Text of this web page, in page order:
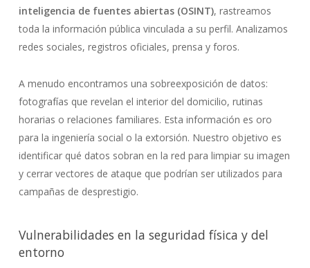
inteligencia de fuentes abiertas (OSINT), rastreamos
toda la información pública vinculada a su perfil. Analizamos
redes sociales, registros oficiales, prensa y foros.
A menudo encontramos una sobreexposición de datos:
fotografías que revelan el interior del domicilio, rutinas
horarias o relaciones familiares. Esta información es oro
para la ingeniería social o la extorsión. Nuestro objetivo es
identificar qué datos sobran en la red para limpiar su imagen
y cerrar vectores de ataque que podrían ser utilizados para
campañas de desprestigio.
Vulnerabilidades en la seguridad física y del
entorno